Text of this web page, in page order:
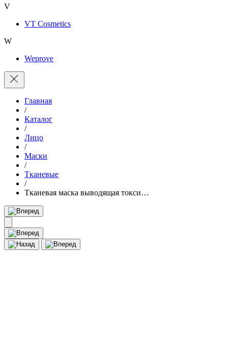
V
VT Cosmetics
W
Weprove
Главная
/
Каталог
/
Лицо
/
Маски
/
Тканевые
/
Тканевая маска выводящая токси…